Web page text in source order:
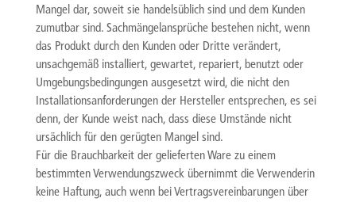
Mangel dar, soweit sie handelsüblich sind und dem Kunden
zumutbar sind. Sachmängelansprüche bestehen nicht, wenn
das Produkt durch den Kunden oder Dritte verändert,
unsachgemäß installiert, gewartet, repariert, benutzt oder
Umgebungsbedingungen ausgesetzt wird, die nicht den
Installationsanforderungen der Hersteller entsprechen, es sei
denn, der Kunde weist nach, dass diese Umstände nicht
ursächlich für den gerügten Mangel sind.
Für die Brauchbarkeit der gelieferten Ware zu einem
bestimmten Verwendungszweck übernimmt die Verwenderin
keine Haftung, auch wenn bei Vertragsvereinbarungen über